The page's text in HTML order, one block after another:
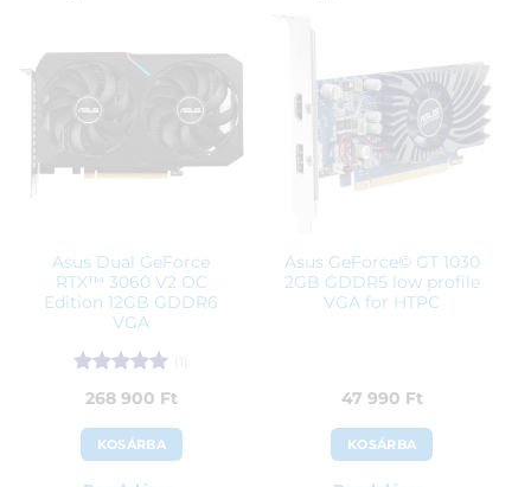
nVidia GeForce
Garanciaidő:
36 hónap
nVidia GeForce
Gyártó:
Asus
Garanciaidő:
36 hónap
ÁFA:27%
Azonosító:52166
639 900Ft
Asus Dual GeForce
RTX™ 3060 V2 OC
Edition 12GB GDDR6
VGA
Értékelés: 5
/ 5
268 900 Ft
KOSÁRBA
Asus GeForce© GT 1030
2GB GDDR5 low profile
VGA for HTPC
47 990 Ft
KOSÁRBA